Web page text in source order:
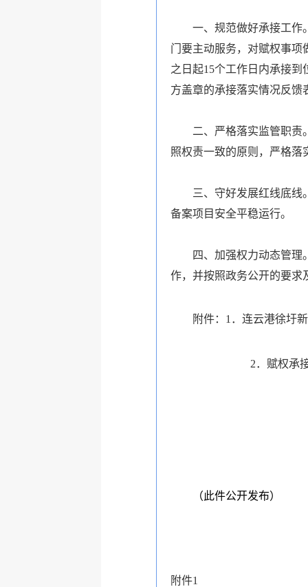
一、规范做好承接工作
门要主动服务，对赋权事项
之日起15个工作日内承接
方盖章的承接落实情况反馈
二、严格落实监管职责
照权责一致的原则，严格落
三、守好发展红线底线
备案项目安全平稳运行。
四、加强权力动态管理
作，并按照政务公开的要求
附件：1．连云港徐圩
2．赋权承接落
（此件公开发布）
附件1